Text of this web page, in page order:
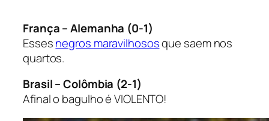
França – Alemanha (0-1)
Essesnegros maravilhososque saem nos
quartos.
Brasil – Colômbia (2-1)
Afinal o bagulho é VIOLENTO!